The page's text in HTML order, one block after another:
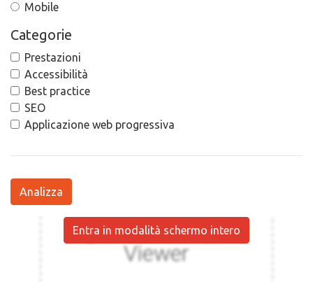
Mobile
Categorie
Prestazioni
Accessibilità
Best practice
SEO
Applicazione web progressiva
Analizza
Entra in modalità schermo intero